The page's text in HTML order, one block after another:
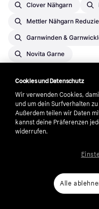
Clover Nähgarn
Mettler Nähgarn
Garnwinden &
Novita Garne
Vorbehaltlich
Klarna
Cookies und Datenschutz
Wir verwenden Cookies,
und um dein Surfverhalten
Außerdem teilen wir Daten
kannst deine Präferenzen
widerrufen.
Alle